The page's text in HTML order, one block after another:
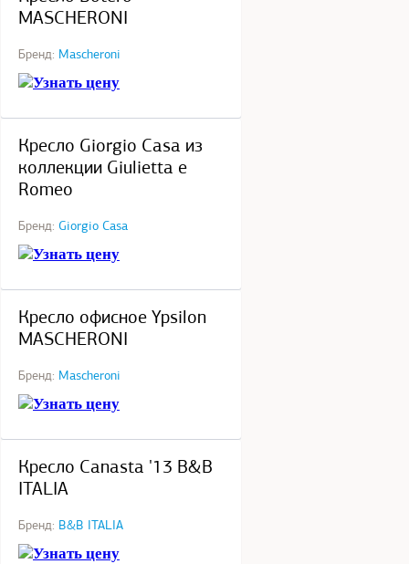
MASCHERONI
Бренд: Mascheroni
Узнать цену
Кресло Giorgio Casa из
коллекции Giulietta e
Romeo
Бренд: Giorgio Casa
Узнать цену
Кресло офисное Ypsilon
MASCHERONI
Бренд: Mascheroni
Узнать цену
Кресло Canasta '13 B&B
ITALIA
Бренд: B&B ITALIA
Узнать цену